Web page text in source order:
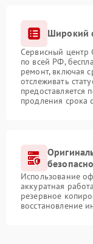
Широкий
Сервисный центр
по всей РФ,
ремонт, включая
отслеживать
предоставляется
продления срока
Использование
аккуратная
резервное
восстановление